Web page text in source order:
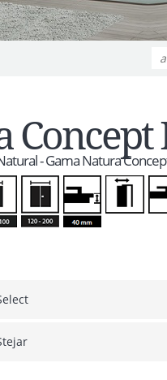
Concept
- Gama Natura